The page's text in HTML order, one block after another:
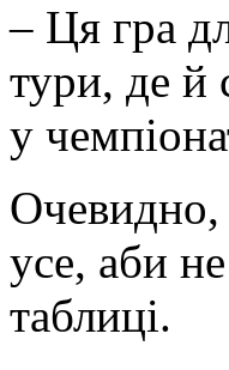
– Ця гра
тури, де й
у
Очевидно,
усе, аби
таблиці.